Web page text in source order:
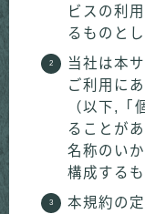
ビスの利
るものとし
当社は本
ご利用に
（以下,「
ることが
名称のい
構成する
本規約の